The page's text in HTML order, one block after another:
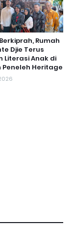
Rumah
Djie Terus
Literasi Anak di
Peneleh Heritage